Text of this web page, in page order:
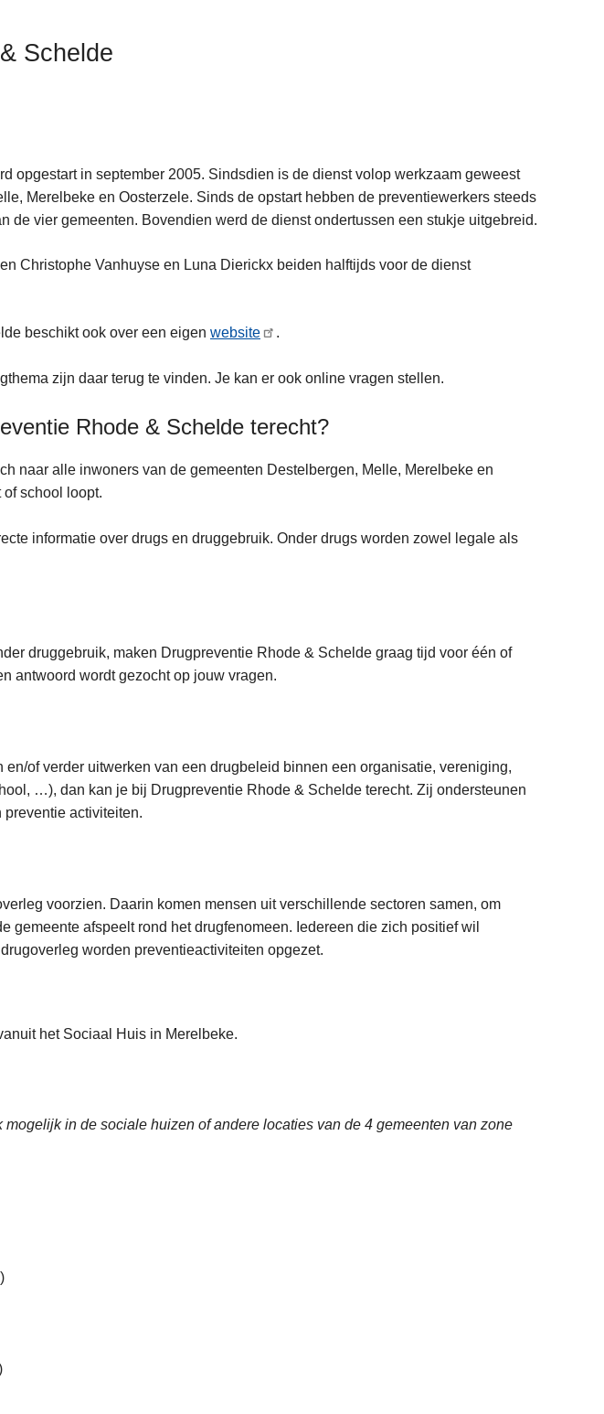
Schelde
opgestart in september 2005. Sindsdien is de dienst volop werkzaam geweest
Merelbeke en Oosterzele. Sinds de opstart hebben de preventiewerkers steeds
de vier gemeenten. Bovendien werd de dienst ondertussen een stukje uitgebreid.
Christophe Vanhuyse en Luna Dierickx beiden halftijds voor de dienst
beschikt ook over een eigen website .
zijn daar terug te vinden. Je kan er ook online vragen stellen.
Rhode & Schelde terecht?
naar alle inwoners van de gemeenten Destelbergen, Melle, Merelbeke en
school loopt.
informatie over drugs en druggebruik. Onder drugs worden zowel legale als
druggebruik, maken Drugpreventie Rhode & Schelde graag tijd voor één of
antwoord wordt gezocht op jouw vragen.
en/of verder uitwerken van een drugbeleid binnen een organisatie, vereniging,
…), dan kan je bij Drugpreventie Rhode & Schelde terecht. Zij ondersteunen
activiteiten.
voorzien. Daarin komen mensen uit verschillende sectoren samen, om
gemeente afspeelt rond het drugfenomeen. Iedereen die zich positief wil
worden preventieactiviteiten opgezet.
het Sociaal Huis in Merelbeke.
in de sociale huizen of andere locaties van de 4 gemeenten van zone